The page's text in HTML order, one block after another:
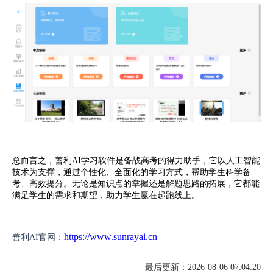
总而言之，善利AI学习软件是备战高考的得力助手，它以人工智能
技术为支撑，通过个性化、全面化的学习方式，帮助学生科学备
考、高效提分。无论是知识点的掌握还是解题思路的拓展，它都能
满足学生的需求和期望，助力学生赢在起跑线上。
善利AI官网： https://www.sunrayai.cn
最后更新：2026-08-06 07:04:20